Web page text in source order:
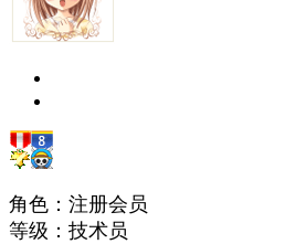
角色：注册会员
等级：技术员